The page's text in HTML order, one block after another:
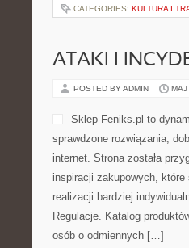
CATEGORIES: KULTURA I
ATAKI I
POSTED BY ADMIN
Sklep-Feniks.pl to
sprawdzone rozwiązania,
internet. Strona została
inspiracji zakupowych,
realizacji bardziej
Regulacje. Katalog
osób o odmiennych […]